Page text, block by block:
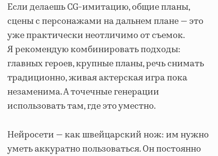
Если делаешь CG-имитацию, общие планы,
сцены с персонажами на дальнем плане — это
уже практически неотличимо от съемок.
Я рекомендую комбинировать подходы:
главных героев, крупные планы, речь снимать
традиционно, живая актерская игра пока
незаменима. А точечные генерации
использовать там, где это уместно.
Нейросети — как швейцарский нож: им нужно
уметь аккуратно пользоваться. Он постоянно